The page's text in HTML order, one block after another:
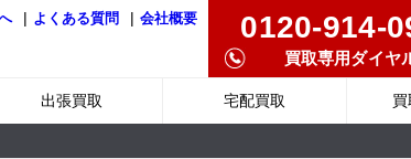
| よくある質問 | 会社概要 0120-914-
買取専用ダイヤ
出張買取 宅配買取